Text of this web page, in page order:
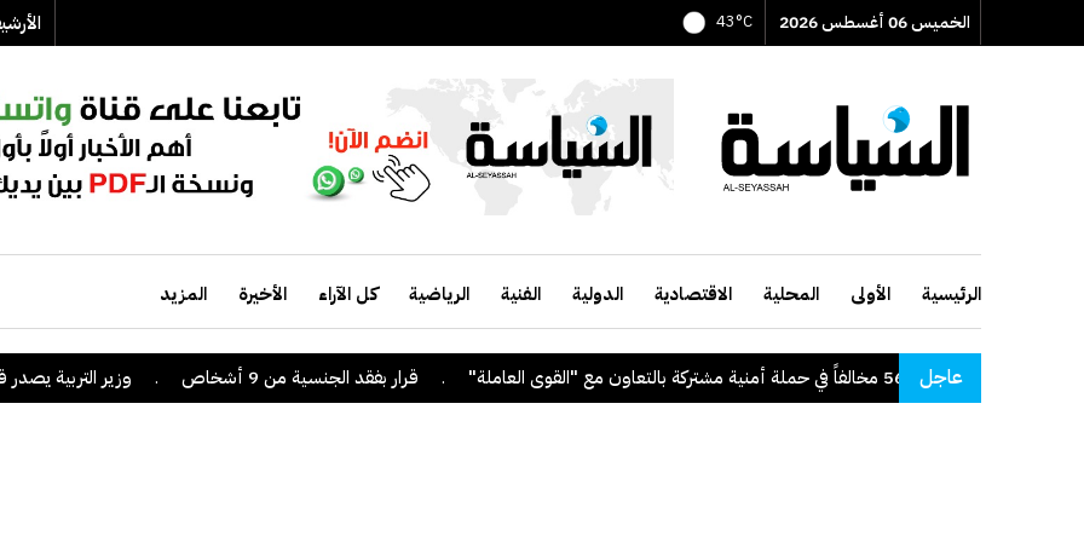
الخميس 06 أغسطس 2026 43°C
الرئيسية الأولى المحلية الاقتصادية الدولية الفنية الرياضية كل الآراء الأخيرة المزيد
عاجل"الداخلية": ضبط 56 مخالفاً في حملة أمنية مشتركة بالتعاون مع "القوى العاملة" . قرار بفقد الجنسية من 9 أشخاص . وزير التربية يصدر